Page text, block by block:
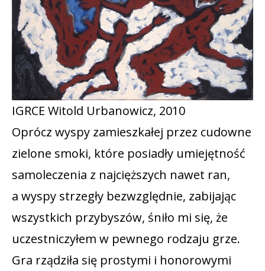
IGRCE Witold Urbanowicz, 2010
Oprócz wyspy zamieszkałej przez cudowne
zielone smoki, które posiadły umiejętność
samoleczenia z najcięższych nawet ran,
a wyspy strzegły bezwzględnie, zabijając
wszystkich przybyszów, śniło mi się, że
uczestniczyłem w pewnego rodzaju grze.
Gra rządziła się prostymi i honorowymi